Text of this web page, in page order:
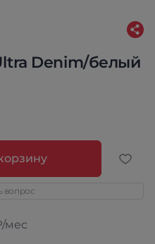
Denim/белый
вопрос
мес